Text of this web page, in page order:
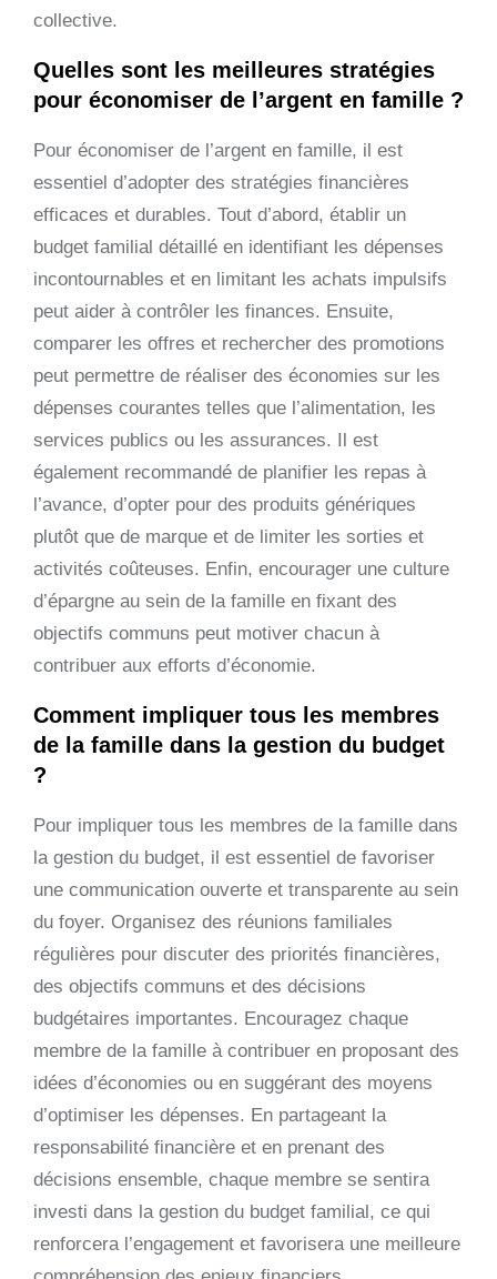
collective.
Quelles sont les meilleures stratégies
pour économiser de l’argent en famille ?
Pour économiser de l’argent en famille, il est
essentiel d’adopter des stratégies financières
efficaces et durables. Tout d’abord, établir un
budget familial détaillé en identifiant les dépenses
incontournables et en limitant les achats impulsifs
peut aider à contrôler les finances. Ensuite,
comparer les offres et rechercher des promotions
peut permettre de réaliser des économies sur les
dépenses courantes telles que l’alimentation, les
services publics ou les assurances. Il est
également recommandé de planifier les repas à
l’avance, d’opter pour des produits génériques
plutôt que de marque et de limiter les sorties et
activités coûteuses. Enfin, encourager une culture
d’épargne au sein de la famille en fixant des
objectifs communs peut motiver chacun à
contribuer aux efforts d’économie.
Comment impliquer tous les membres
de la famille dans la gestion du budget
?
Pour impliquer tous les membres de la famille dans
la gestion du budget, il est essentiel de favoriser
une communication ouverte et transparente au sein
du foyer. Organisez des réunions familiales
régulières pour discuter des priorités financières,
des objectifs communs et des décisions
budgétaires importantes. Encouragez chaque
membre de la famille à contribuer en proposant des
idées d’économies ou en suggérant des moyens
d’optimiser les dépenses. En partageant la
responsabilité financière et en prenant des
décisions ensemble, chaque membre se sentira
investi dans la gestion du budget familial, ce qui
renforcera l’engagement et favorisera une meilleure